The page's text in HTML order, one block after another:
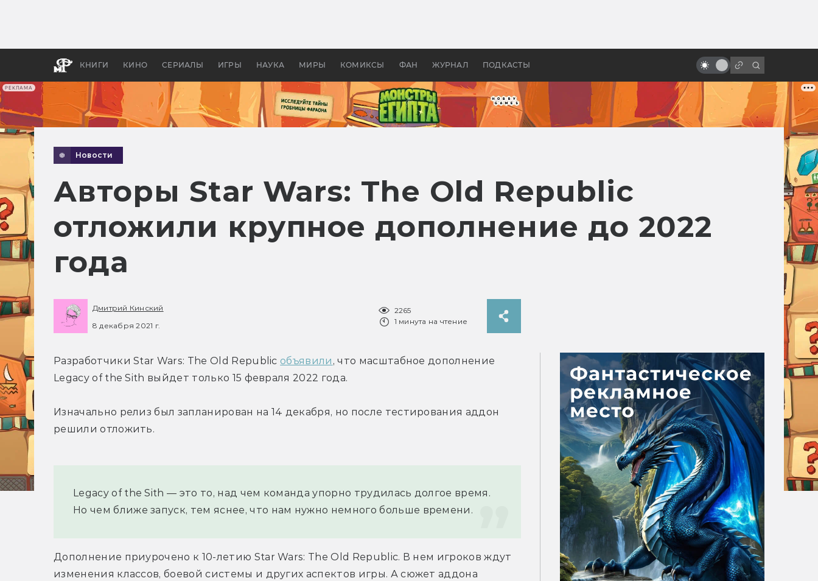
РЕКЛАМА
КНИГИ КИНО СЕРИАЛЫ ИГРЫ НАУКА МИРЫ КОМИКСЫ ФАН ЖУРНАЛ ПОДКАСТЫ
бы «Властелина колец»
Древней Грецией
антиутопия про Маленького
Новости
Авторы Star Wars: The Old Republic
отложили крупное дополнение до 2022
года
Дмитрий Кинский
8 декабря 2021 г.
2265
1 минута на чтение
Разработчики Star Wars: The Old Republic объявили , что масштабное дополнение
Legacy of the Sith выйдет только 15 февраля 2022 года.
Изначально релиз был запланирован на 14 декабря, но после тестирования аддон
решили отложить.
Legacy of the Sith — это то, над чем команда упорно трудилась долгое время.
Но чем ближе запуск, тем яснее, что нам нужно немного больше времени.
Дополнение приурочено к 10-летию Star Wars: The Old Republic. В нем игроков ждут
изменения классов, боевой системы и других аспектов игры. А сюжет аддона